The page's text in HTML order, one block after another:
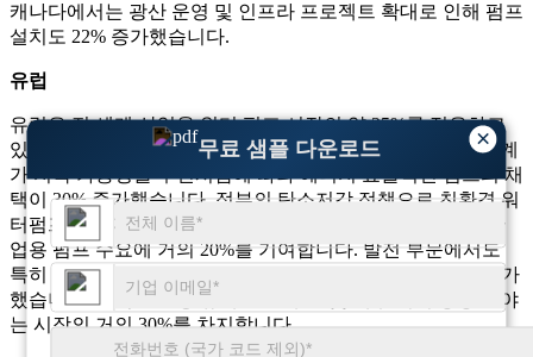
×
무료 샘플 다운로드
캐나다에서는 광산 운영 및 인프라 프로젝트 확대로 인해 펌프
설치도 22% 증가했습니다.
유럽
유럽은 전 세계 산업용 워터 펌프 시장의 약 25%를 점유하고
있으며, 독일, 영국, 프랑스가 수요를 주도하고 있습니다. 업계
가 지속 가능성을 우선시함에 따라 에너지 효율적인 펌프의 채
택이 30% 증가했습니다. 정부의 탄소저감 정책으로 친환경 워
터펌프 수요가 28% 증가했습니다. 화학 산업은 이 지역의 산
업용 펌프 수요에 거의 20%를 기여합니다. 발전 부문에서도
특히 원자력 및 재생에너지 발전소에서 펌프 설치가 25% 증가
했습니다. 엄격한 환경 규제로 인해 물 및 폐수 처리 응용 분야
는 시장의 거의 30%를 차지합니다.